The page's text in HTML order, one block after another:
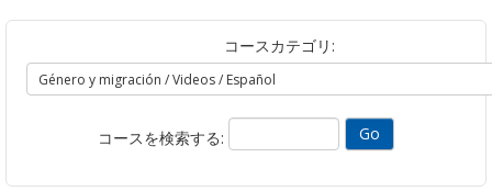
コースカテゴリ:
コースを検索する: